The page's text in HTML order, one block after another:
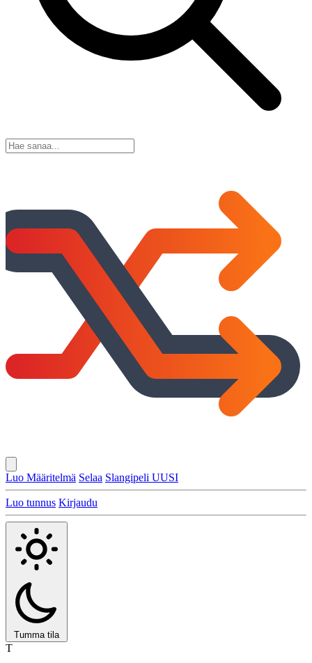
Luo Määritelmä Selaa Slangipeli UUSI
Luo tunnus Kirjaudu
Tumma tila
T